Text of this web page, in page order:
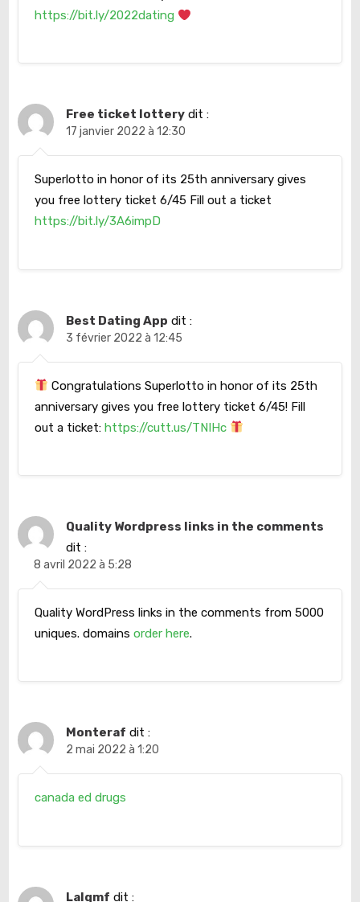
https://bit.ly/2022dating
Free ticket lottery dit :
17 janvier 2022 à 12:30
Superlotto in honor of its 25th anniversary gives
you free lottery ticket 6/45 Fill out a ticket
https://bit.ly/3A6impD
Best Dating App dit :
3 février 2022 à 12:45
Congratulations Superlotto in honor of its 25th
anniversary gives you free lottery ticket 6/45! Fill
out a ticket:https://cutt.us/TNIHc
Quality Wordpress links in the comments
dit :
8 avril 2022 à 5:28
Quality WordPress links in the comments from 5000
uniques. domainsorder here.
Monteraf dit :
2 mai 2022 à 1:20
canada ed drugs
Lalqmf dit :